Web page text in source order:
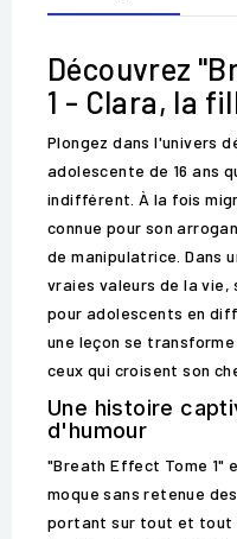
Découvrez
1 - Clara, la
Plongez dans l'univers
adolescente de 16 ans
indifférent. À la fois
connue pour son
de manipulatrice. Dans
vraies valeurs de la vie,
pour adolescents en
une leçon se
ceux qui croisent son
Une histoire
d'humour
"Breath Effect Tome 1"
moque sans retenue
portant sur tout et tout